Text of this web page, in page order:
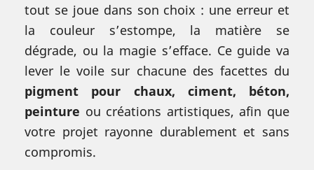
tout se joue dans son choix : une erreur et
la couleur s’estompe, la matière se
dégrade, ou la magie s’efface. Ce guide va
lever le voile sur chacune des facettes du
pigment pour chaux, ciment, béton,
peinture ou créations artistiques, afin que
votre projet rayonne durablement et sans
compromis.